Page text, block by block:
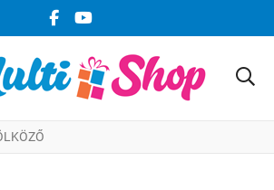
FACEBOOK KÖZÖSSÉGI LINK
YOUTUBE KÖZÖSSÉGI LINK